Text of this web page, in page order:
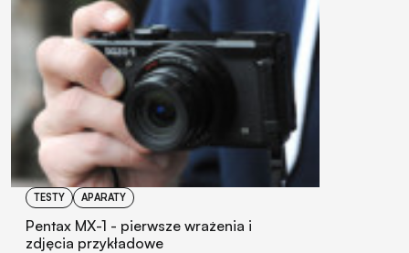
TESTY APARATY
Pentax MX-1 - pierwsze wrażenia i
zdjęcia przykładowe